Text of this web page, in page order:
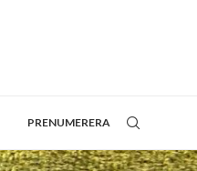
PRENUMERERA